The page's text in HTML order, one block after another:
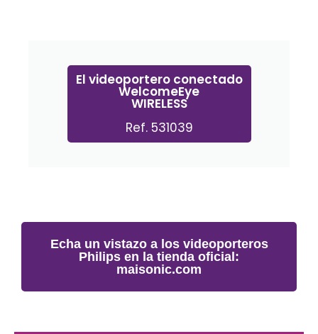
El videoportero conectado
WelcomeEye
WIRELESS
Ref. 531039
Echa un vistazo a los videoporteros
Philips en la tienda oficial:
maisonic.com